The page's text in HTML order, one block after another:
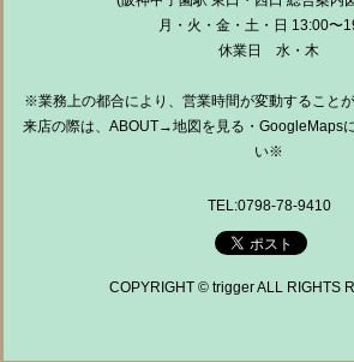
月・火・金・土・日 13:00〜
休業日 水・木
※業務上の都合により、営業時間が変動すること
来店の際は、ABOUT→地図を見る・GoogleMaps
い※
TEL:0798-78-9410
COPYRIGHT © trigger ALL RIGHTS